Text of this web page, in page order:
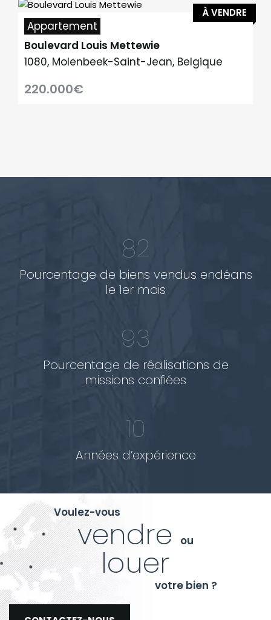
À VENDRE
Appartement
Boulevard Louis Mettewie
1080, Molenbeek-Saint-Jean, Belgique
220.000€
82
Pourcentage de biens vendus endéans
le 1er mois
93
Pourcentage de réalisations de
missions confiées
10
Années d’expérience
Voulez-vous
vendre ou
louer
votre bien ?